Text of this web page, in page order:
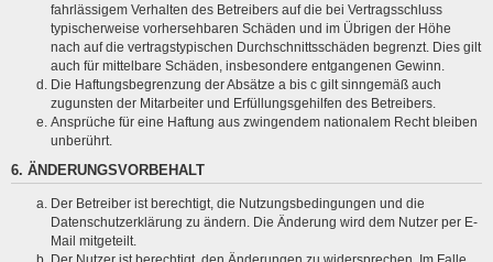
fahrlässigem Verhalten des Betreibers auf die bei Vertragsschluss
typischerweise vorhersehbaren Schäden und im Übrigen der Höhe
nach auf die vertragstypischen Durchschnittsschäden begrenzt. Dies gilt
auch für mittelbare Schäden, insbesondere entgangenen Gewinn.
Die Haftungsbegrenzung der Absätze a bis c gilt sinngemäß auch
zugunsten der Mitarbeiter und Erfüllungsgehilfen des Betreibers.
Ansprüche für eine Haftung aus zwingendem nationalem Recht bleiben
unberührt.
6. ÄNDERUNGSVORBEHALT
Der Betreiber ist berechtigt, die Nutzungsbedingungen und die
Datenschutzerklärung zu ändern. Die Änderung wird dem Nutzer per E-
Mail mitgeteilt.